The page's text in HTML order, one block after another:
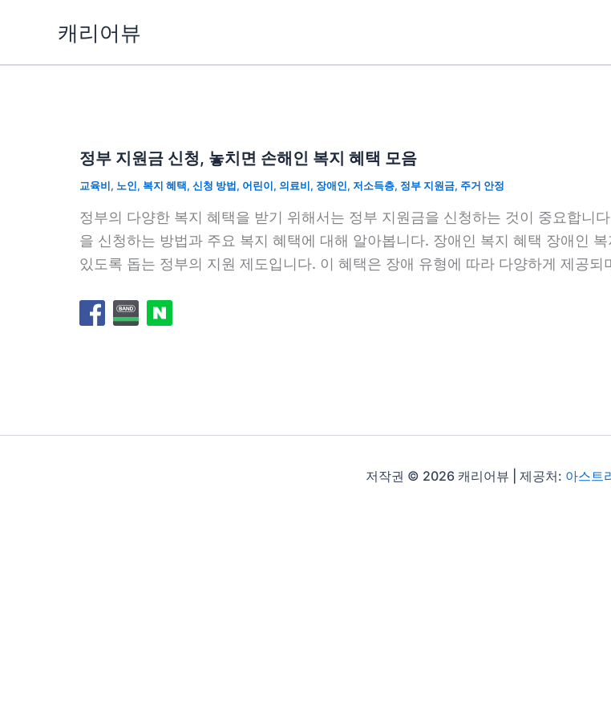
캐리어뷰
정부 지원금 신청, 놓치면 손해인 복지 혜택 모음
교육비, 노인, 복지 혜택, 신청 방법, 어린이, 의료비, 장애인, 저소득층, 정부 지원금, 주거 안정
정부의 다양한 복지 혜택을 받기 위해서는 정부 지원금을 신청하는 것이 중요합니
을 신청하는 방법과 주요 복지 혜택에 대해 알아봅니다. 장애인 복지 혜택 장애인
있도록 돕는 정부의 지원 제도입니다. 이 혜택은 장애 유형에 따라 다양하게 제공
저작권 © 2026 캐리어뷰 | 제공처: 아스트